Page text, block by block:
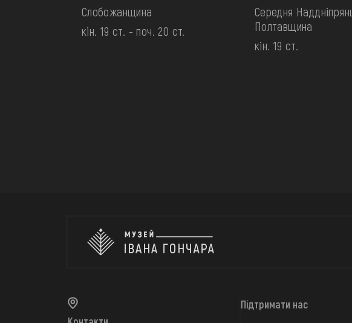
Слобожанщина
кін. 19 ст. - поч. 20 ст.
Середня
Полтавщина
кін. 19 ст.
Підтримати нас